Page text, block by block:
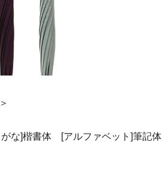
がな]楷書体 [アルファベット]筆記体